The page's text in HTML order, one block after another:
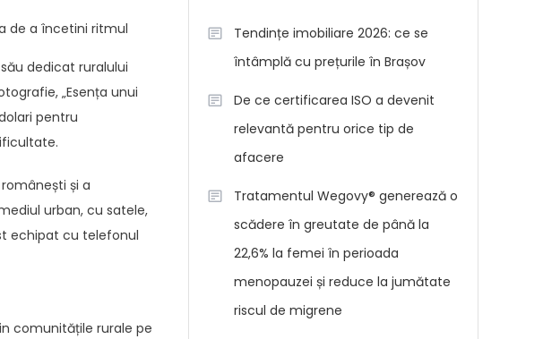
de a încetini ritmul
dedicat ruralului
„Esența unui
pentru
și a
urban, cu satele,
echipat cu telefonul
comunitățile rurale pe
Tendințe imobiliare 2026: ce se
întâmplă cu prețurile în Brașov
De ce certificarea ISO a devenit
relevantă pentru orice tip de
afacere
Tratamentul Wegovy® generează o
scădere în greutate de până la
22,6% la femei în perioada
menopauzei și reduce la jumătate
riscul de migrene